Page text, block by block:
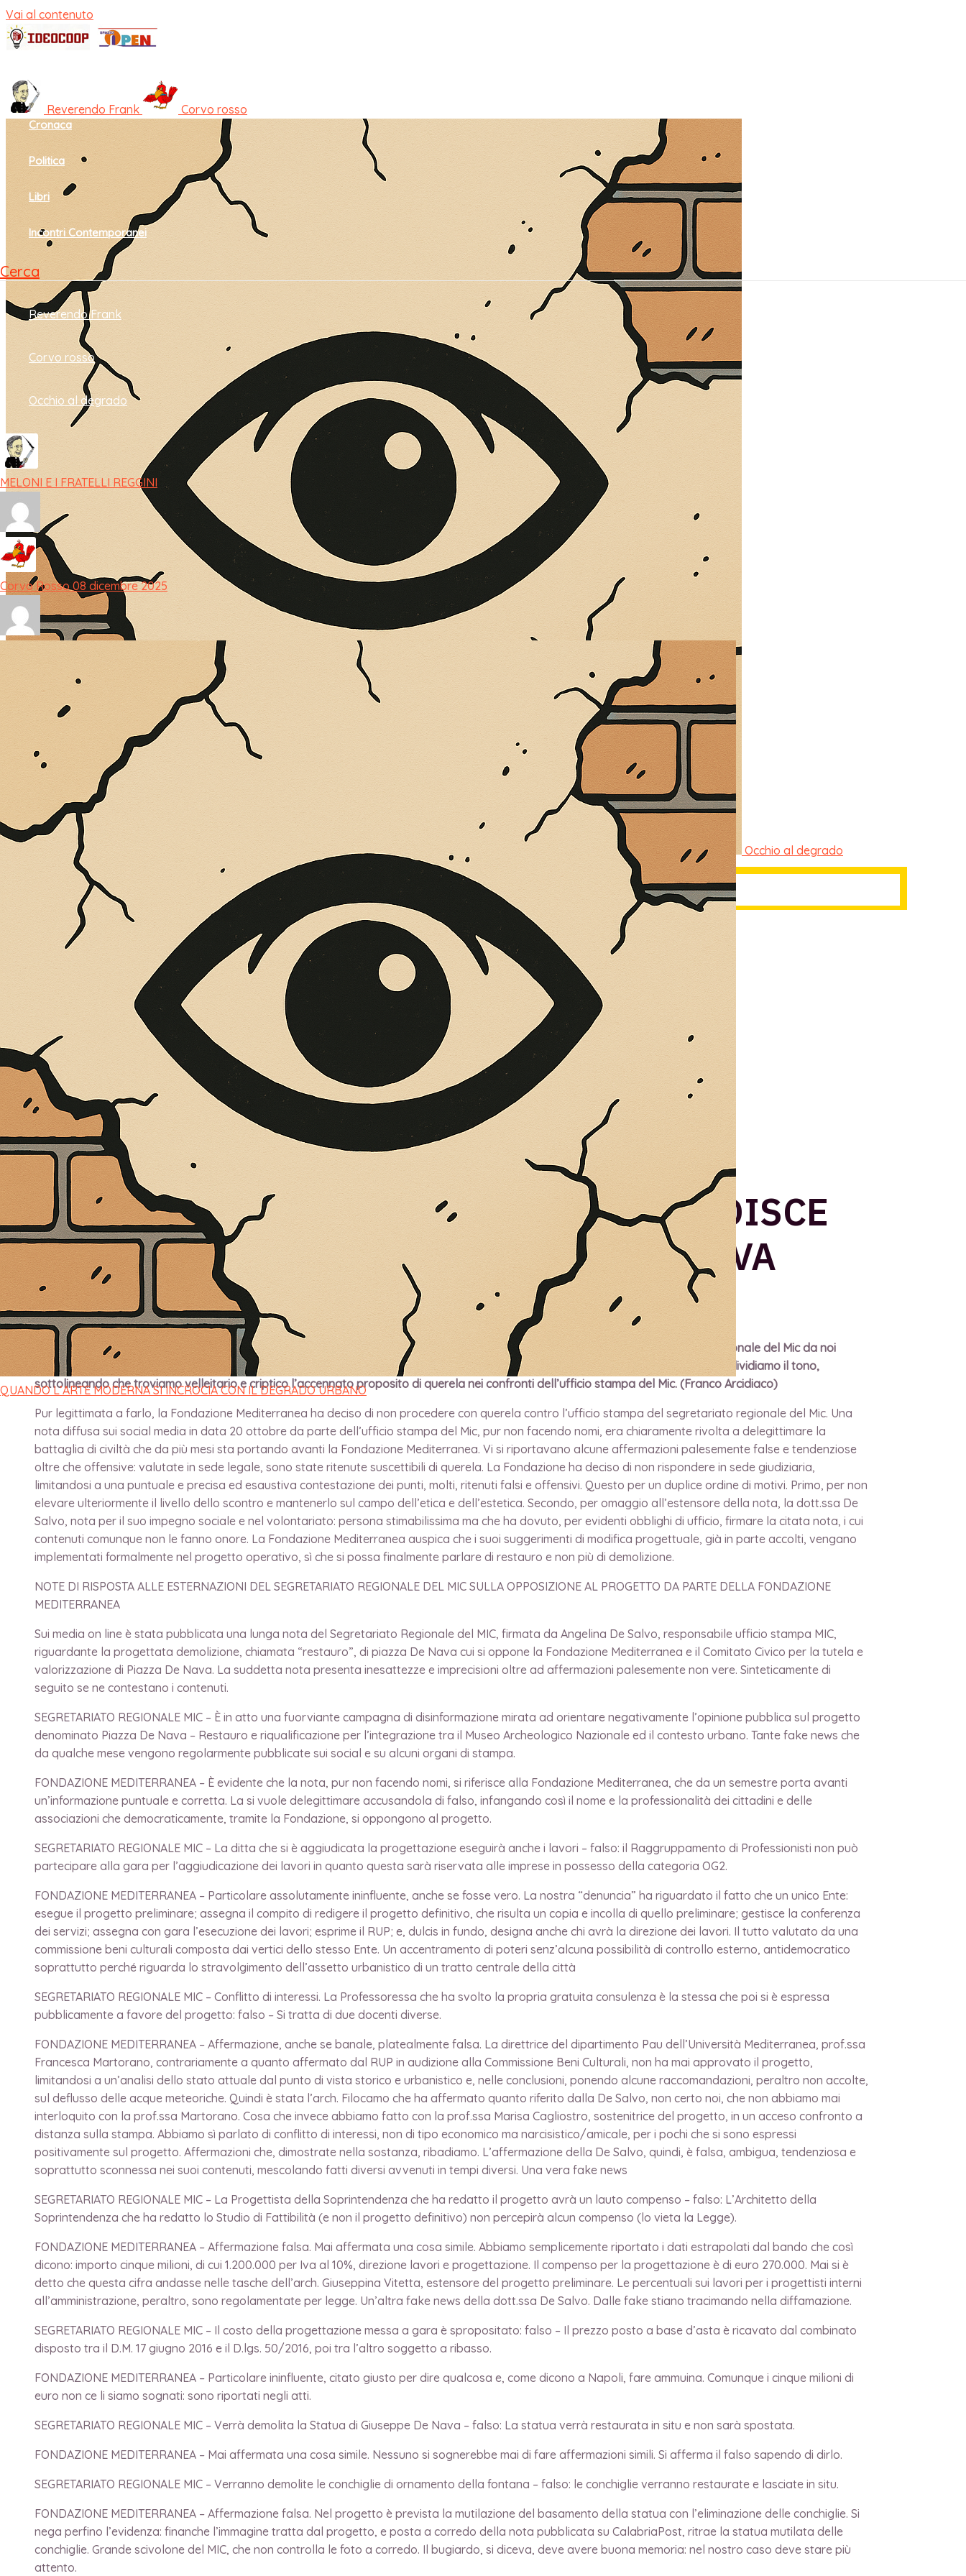
Vai al contenuto
Cultura e società
Cronaca
Politica
Libri
Incontri Contemporanei
Cerca
Reverendo Frank
Corvo rosso
Occhio al degrado
MELONI E I FRATELLI REGGINI
Corvo Rosso 08 dicembre 2025
QUANDO L’ARTE MODERNA SI INCROCIA CON IL DEGRADO URBANO
Reverendo Frank Corvo rosso
Occhio al degrado
È MORTO MELO FRENI, VIVONO LE OPERE SUE
Antonio Marino 4 Agosto 2026
Cultura e Società
A casa Freni, a pochi passi dal lungomare di Terme Vigliatore, sulle pareti giaccio istantanee,...
CONTINUA A LEGGERE
Condividi:
LA FONDAZIONE MEDITERRANEA RIBADISCE
LE SUE CONVINZIONI SU PIAZZA DE NAVA
didirettore/30 Ottobre 2021
La Fondazione Mediterranea, pur non essendo mai stata chiamata in causa né tantomeno citata dall’articolo del Segretariato Regionale del Mic da noi
pubblicato la scorsa settimana, ha inteso intervenire nella discussione con toni polemici. Pubblichiamo la nota, anche se non ne condividiamo il tono,
sottolineando che troviamo velleitario e criptico l’accennato proposito di querela nei confronti dell’ufficio stampa del Mic. (Franco Arcidiaco)
Pur legittimata a farlo, la Fondazione Mediterranea ha deciso di non procedere con querela contro l’ufficio stampa del segretariato regionale del Mic. Una
nota diffusa sui social media in data 20 ottobre da parte dell’ufficio stampa del Mic, pur non facendo nomi, era chiaramente rivolta a delegittimare la
battaglia di civiltà che da più mesi sta portando avanti la Fondazione Mediterranea. Vi si riportavano alcune affermazioni palesemente false e tendenziose
oltre che offensive: valutate in sede legale, sono state ritenute suscettibili di querela. La Fondazione ha deciso di non rispondere in sede giudiziaria,
limitandosi a una puntuale e precisa ed esaustiva contestazione dei punti, molti, ritenuti falsi e offensivi. Questo per un duplice ordine di motivi. Primo, per non
elevare ulteriormente il livello dello scontro e mantenerlo sul campo dell’etica e dell’estetica. Secondo, per omaggio all’estensore della nota, la dott.ssa De
Salvo, nota per il suo impegno sociale e nel volontariato: persona stimabilissima ma che ha dovuto, per evidenti obblighi di ufficio, firmare la citata nota, i cui
contenuti comunque non le fanno onore. La Fondazione Mediterranea auspica che i suoi suggerimenti di modifica progettuale, già in parte accolti, vengano
implementati formalmente nel progetto operativo, sì che si possa finalmente parlare di restauro e non più di demolizione.
NOTE DI RISPOSTA ALLE ESTERNAZIONI DEL SEGRETARIATO REGIONALE DEL MIC SULLA OPPOSIZIONE AL PROGETTO DA PARTE DELLA FONDAZIONE
MEDITERRANEA
Sui media on line è stata pubblicata una lunga nota del Segretariato Regionale del MIC, firmata da Angelina De Salvo, responsabile ufficio stampa MIC,
riguardante la progettata demolizione, chiamata “restauro”, di piazza De Nava cui si oppone la Fondazione Mediterranea e il Comitato Civico per la tutela e
valorizzazione di Piazza De Nava. La suddetta nota presenta inesattezze e imprecisioni oltre ad affermazioni palesemente non vere. Sinteticamente di
seguito se ne contestano i contenuti.
SEGRETARIATO REGIONALE MIC – È in atto una fuorviante campagna di disinformazione mirata ad orientare negativamente l’opinione pubblica sul progetto
denominato Piazza De Nava – Restauro e riqualificazione per l’integrazione tra il Museo Archeologico Nazionale ed il contesto urbano. Tante fake news che
da qualche mese vengono regolarmente pubblicate sui social e su alcuni organi di stampa.
FONDAZIONE MEDITERRANEA – È evidente che la nota, pur non facendo nomi, si riferisce alla Fondazione Mediterranea, che da un semestre porta avanti
un’informazione puntuale e corretta. La si vuole delegittimare accusandola di falso, infangando così il nome e la professionalità dei cittadini e delle
associazioni che democraticamente, tramite la Fondazione, si oppongono al progetto.
SEGRETARIATO REGIONALE MIC – La ditta che si è aggiudicata la progettazione eseguirà anche i lavori – falso: il Raggruppamento di Professionisti non può
partecipare alla gara per l’aggiudicazione dei lavori in quanto questa sarà riservata alle imprese in possesso della categoria OG2.
FONDAZIONE MEDITERRANEA – Particolare assolutamente ininfluente, anche se fosse vero. La nostra “denuncia” ha riguardato il fatto che un unico Ente:
esegue il progetto preliminare; assegna il compito di redigere il progetto definitivo, che risulta un copia e incolla di quello preliminare; gestisce la conferenza
dei servizi; assegna con gara l’esecuzione dei lavori; esprime il RUP; e, dulcis in fundo, designa anche chi avrà la direzione dei lavori. Il tutto valutato da una
commissione beni culturali composta dai vertici dello stesso Ente. Un accentramento di poteri senz’alcuna possibilità di controllo esterno, antidemocratico
soprattutto perché riguarda lo stravolgimento dell’assetto urbanistico di un tratto centrale della città
SEGRETARIATO REGIONALE MIC – Conflitto di interessi. La Professoressa che ha svolto la propria gratuita consulenza è la stessa che poi si è espressa
pubblicamente a favore del progetto: falso – Si tratta di due docenti diverse.
FONDAZIONE MEDITERRANEA – Affermazione, anche se banale, platealmente falsa. La direttrice del dipartimento Pau dell’Università Mediterranea, prof.ssa
Francesca Martorano, contrariamente a quanto affermato dal RUP in audizione alla Commissione Beni Culturali, non ha mai approvato il progetto,
limitandosi a un’analisi dello stato attuale dal punto di vista storico e urbanistico e, nelle conclusioni, ponendo alcune raccomandazioni, peraltro non accolte,
sul deflusso delle acque meteoriche. Quindi è stata l’arch. Filocamo che ha affermato quanto riferito dalla De Salvo, non certo noi, che non abbiamo mai
interloquito con la prof.ssa Martorano. Cosa che invece abbiamo fatto con la prof.ssa Marisa Cagliostro, sostenitrice del progetto, in un acceso confronto a
distanza sulla stampa. Abbiamo sì parlato di conflitto di interessi, non di tipo economico ma narcisistico/amicale, per i pochi che si sono espressi
positivamente sul progetto. Affermazioni che, dimostrate nella sostanza, ribadiamo. L’affermazione della De Salvo, quindi, è falsa, ambigua, tendenziosa e
soprattutto sconnessa nei suoi contenuti, mescolando fatti diversi avvenuti in tempi diversi. Una vera fake news
SEGRETARIATO REGIONALE MIC – La Progettista della Soprintendenza che ha redatto il progetto avrà un lauto compenso – falso: L’Architetto della
Soprintendenza che ha redatto lo Studio di Fattibilità (e non il progetto definitivo) non percepirà alcun compenso (lo vieta la Legge).
FONDAZIONE MEDITERRANEA – Affermazione falsa. Mai affermata una cosa simile. Abbiamo semplicemente riportato i dati estrapolati dal bando che così
dicono: importo cinque milioni, di cui 1.200.000 per Iva al 10%, direzione lavori e progettazione. Il compenso per la progettazione è di euro 270.000. Mai si è
detto che questa cifra andasse nelle tasche dell’arch. Giuseppina Vitetta, estensore del progetto preliminare. Le percentuali sui lavori per i progettisti interni
all’amministrazione, peraltro, sono regolamentate per legge. Un’altra fake news della dott.ssa De Salvo. Dalle fake stiano tracimando nella diffamazione.
SEGRETARIATO REGIONALE MIC – Il costo della progettazione messa a gara è spropositato: falso – Il prezzo posto a base d’asta è ricavato dal combinato
disposto tra il D.M. 17 giugno 2016 e il D.lgs. 50/2016, poi tra l’altro soggetto a ribasso.
FONDAZIONE MEDITERRANEA – Particolare ininfluente, citato giusto per dire qualcosa e, come dicono a Napoli, fare ammuina. Comunque i cinque milioni di
euro non ce li siamo sognati: sono riportati negli atti.
SEGRETARIATO REGIONALE MIC – Verrà demolita la Statua di Giuseppe De Nava – falso: La statua verrà restaurata in situ e non sarà spostata.
FONDAZIONE MEDITERRANEA – Mai affermata una cosa simile. Nessuno si sognerebbe mai di fare affermazioni simili. Si afferma il falso sapendo di dirlo.
SEGRETARIATO REGIONALE MIC – Verranno demolite le conchiglie di ornamento della fontana – falso: le conchiglie verranno restaurate e lasciate in situ.
FONDAZIONE MEDITERRANEA – Affermazione falsa. Nel progetto è prevista la mutilazione del basamento della statua con l’eliminazione delle conchiglie. Si
nega perfino l’evidenza: finanche l’immagine tratta dal progetto, e posta a corredo della nota pubblicata su CalabriaPost, ritrae la statua mutilata delle
conchiglie. Grande scivolone del MIC, che non controlla le foto a corredo. Il bugiardo, si diceva, deve avere buona memoria: nel nostro caso deve stare più
attento.